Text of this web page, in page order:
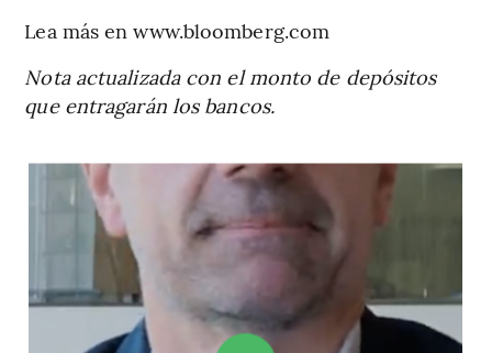
Lea más en www.bloomberg.com
Nota actualizada con el monto de depósitos
que entragarán los bancos.